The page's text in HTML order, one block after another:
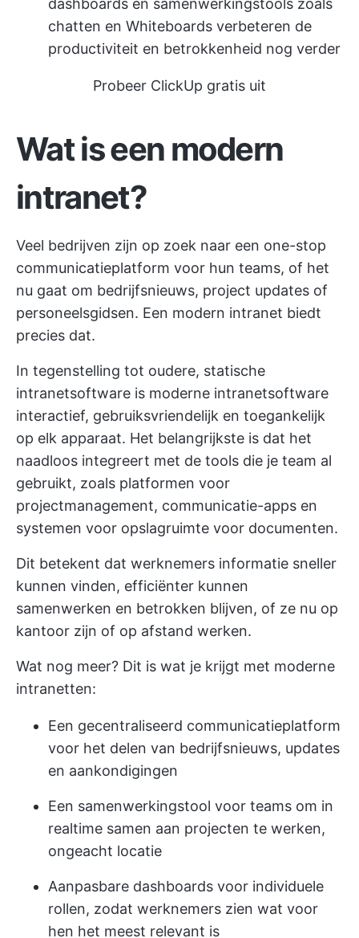
dashboards en samenwerkingstools zoals
chatten en Whiteboards verbeteren de
productiviteit en betrokkenheid nog verder
Probeer ClickUp gratis uit
Wat is een modern
intranet?
Veel bedrijven zijn op zoek naar een one-stop
communicatieplatform voor hun teams, of het
nu gaat om bedrijfsnieuws, project updates of
personeelsgidsen. Een modern intranet biedt
precies dat.
In tegenstelling tot oudere, statische
intranetsoftware is moderne intranetsoftware
interactief, gebruiksvriendelijk en toegankelijk
op elk apparaat. Het belangrijkste is dat het
naadloos integreert met de tools die je team al
gebruikt, zoals platformen voor
projectmanagement, communicatie-apps en
systemen voor opslagruimte voor documenten.
Dit betekent dat werknemers informatie sneller
kunnen vinden, efficiënter kunnen
samenwerken en betrokken blijven, of ze nu op
kantoor zijn of op afstand werken.
Wat nog meer? Dit is wat je krijgt met moderne
intranetten:
Een gecentraliseerd communicatieplatform
voor het delen van bedrijfsnieuws, updates
en aankondigingen
Een samenwerkingstool voor teams om in
realtime samen aan projecten te werken,
ongeacht locatie
Aanpasbare dashboards voor individuele
rollen, zodat werknemers zien wat voor
hen het meest relevant is